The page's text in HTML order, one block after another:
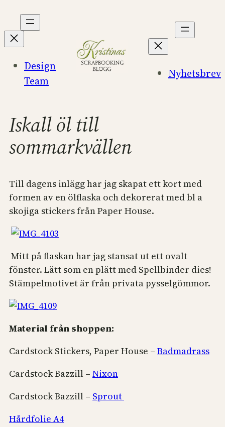
innehåll
Design
Team
Nyhetsbrev
Iskall öl till
sommarkvällen
Till dagens inlägg har jag skapat ett kort med
formen av en ölflaska och dekorerat med bl a
skojiga stickers från Paper House.
Mitt på flaskan har jag stansat ut ett ovalt
fönster. Lätt som en plätt med Spellbinder dies!
Stämpelmotivet är från privata pysselgömmor.
Material från shoppen:
Cardstock Stickers, Paper House – Badmadrass
Cardstock Bazzill – Nixon
Cardstock Bazzill – Sprout
Hårdfolie A4